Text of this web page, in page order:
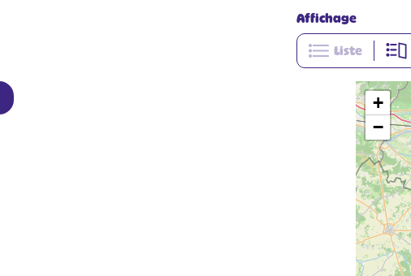
Affichage
Liste
+
−